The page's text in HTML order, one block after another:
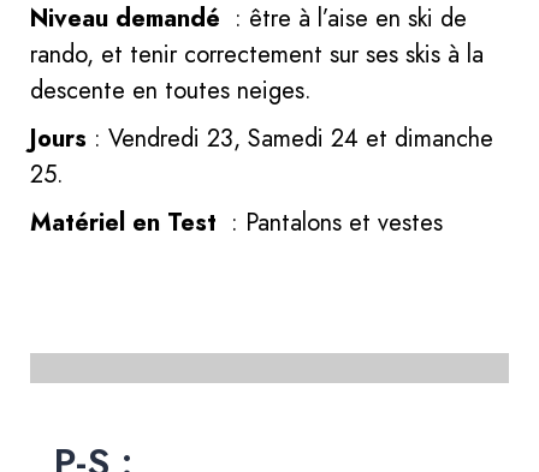
Niveau demandé : être à l’aise en ski de
rando, et tenir correctement sur ses skis à la
descente en toutes neiges.
Jours : Vendredi 23, Samedi 24 et dimanche
25.
Matériel en Test : Pantalons et vestes